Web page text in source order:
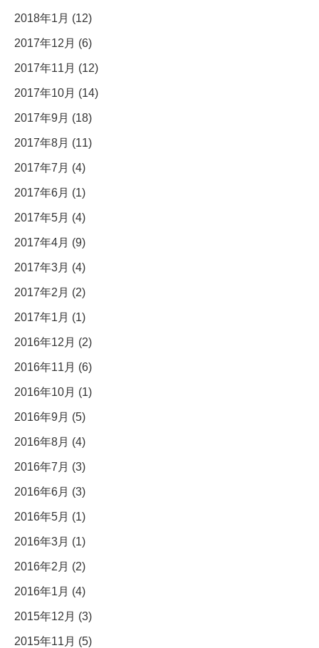
2018年1月 (12)
2017年12月 (6)
2017年11月 (12)
2017年10月 (14)
2017年9月 (18)
2017年8月 (11)
2017年7月 (4)
2017年6月 (1)
2017年5月 (4)
2017年4月 (9)
2017年3月 (4)
2017年2月 (2)
2017年1月 (1)
2016年12月 (2)
2016年11月 (6)
2016年10月 (1)
2016年9月 (5)
2016年8月 (4)
2016年7月 (3)
2016年6月 (3)
2016年5月 (1)
2016年3月 (1)
2016年2月 (2)
2016年1月 (4)
2015年12月 (3)
2015年11月 (5)